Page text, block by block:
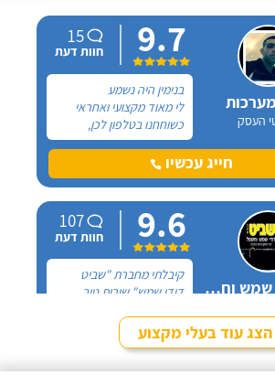
העסק
9.7
15
חוות דעת
בנימין היה נשמע
לי מאוד מקצועי ואחראי
כשוחחנו בטלפון לכן,
הזמנתי אותו להחלפת דוד
שמש וקולטים בבניין בו אני
גרה והוא אכן נתן שירות
עבודה נקייה ומסודרת.
חייג עכשיו
שביט דודי שמש וחשמל בע"מ
9.6
107
חוות דעת
קיבלתי מחברת "שביט
דודי שמש" שירות טוב,
אותם לא מזמן, כשהתפוצץ
לי הדוד שמש של הדירה.חייג עכשיו
הצג עוד בעלי מקצוע